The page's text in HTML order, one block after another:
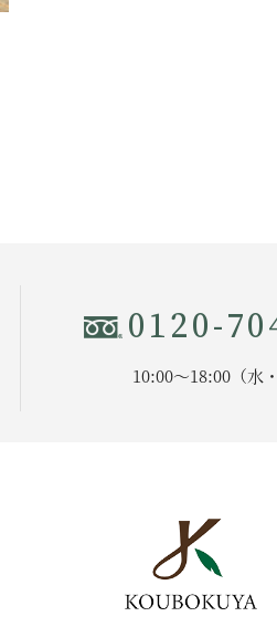
0120-
10:00〜18:00（水